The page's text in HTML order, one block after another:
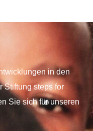
in den
Stiftung steps for
Sie sich für unseren